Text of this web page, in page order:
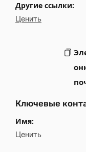
Другие ссылки:
Ценить
Ключевые
Имя:
Ценить